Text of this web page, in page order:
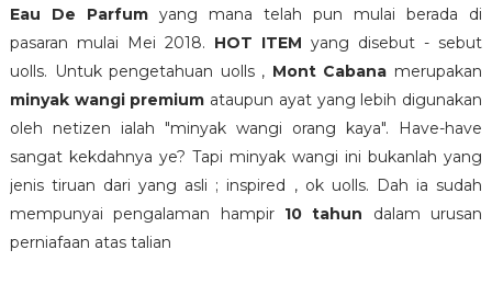
Eau De Parfumyang mana telah pun mulai berada di
pasaran mulai Mei 2018. HOT ITEMyang disebut - sebut
uolls. Untuk pengetahuan uolls , Mont Cabana merupakan
minyak wangi premium ataupun ayat yang lebih digunakan
oleh netizen ialah "minyak wangi orang kaya". Have-have
sangat kekdahnya ye? Tapi minyak wangi ini bukanlah yang
jenis tiruan dari yang asli ; inspired , ok uolls. Dah ia sudah
mempunyai pengalaman hampir 10 tahun dalam urusan
perniafaan atas talian